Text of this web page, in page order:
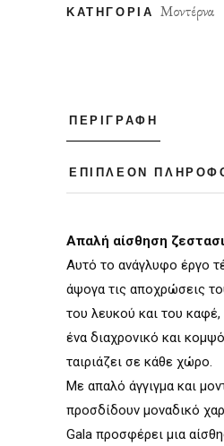
ΚΑΤΗΓΟΡΊΑ Μοντέρνα
ΠΕΡΙΓΡΑΦΉ
ΕΠΙΠΛΈΟΝ
Απαλή αίσθηση
Αυτό το ανάγλυφο έργο
άψογα τις αποχρώσεις
του λευκού και του
ένα διαχρονικό και
ταιριάζει σε κάθε χώρο.
Με απαλό άγγιγµα και
προσδίδουν µοναδικό
Gala προσφέρει µια